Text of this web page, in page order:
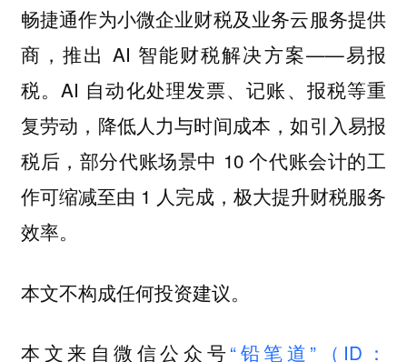
畅捷通作为小微企业财税及业务云服务提供
商，推出 AI 智能财税解决方案——易报
税。AI 自动化处理发票、记账、报税等重
复劳动，降低人力与时间成本，如引入易报
税后，部分代账场景中 10 个代账会计的工
作可缩减至由 1 人完成，极大提升财税服务
效率。
本文不构成任何投资建议。
本文来自微信公众号“铅笔道”（ID：